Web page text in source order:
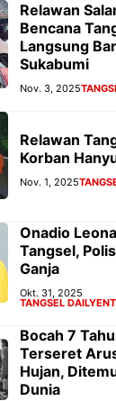
Relawan
Bencana
Langsung
Sukabumi
Nov. 3, 2025
Relawan
Korban
Nov. 1, 2025
Onadio
Tangsel,
Ganja
Okt. 31, 2025
TANGSEL DAILY
Bocah 7
Terseret
Hujan,
Dunia